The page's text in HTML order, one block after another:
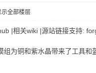
示全部楼层
|相关wiki |源站链接支持:
为铜和紫水晶带来了工具和